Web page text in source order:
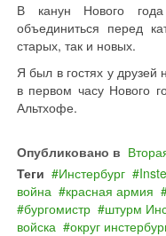
В канун Нового
объединиться перед
старых, так и новых.
Я был в гостях у друзей
в первом часу Нового
Альтхофе.
Опубликовано в
Теги
Инстербург
война
красная армия
бургомистр
штурм
войска
округ